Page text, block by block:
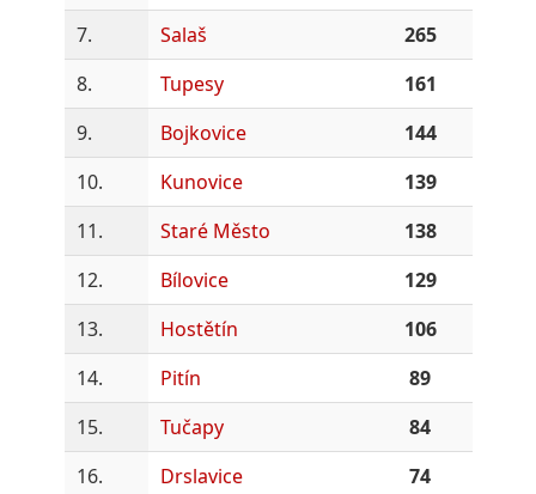
7.
Salaš
265
8.
Tupesy
161
9.
Bojkovice
144
10.
Kunovice
139
11.
Staré Město
138
12.
Bílovice
129
13.
Hostětín
106
14.
Pitín
89
15.
Tučapy
84
16.
Drslavice
74